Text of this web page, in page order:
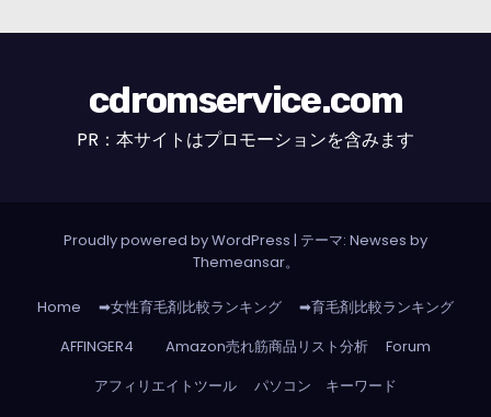
cdromservice.com
PR：本サイトはプロモーションを含みます
Proudly powered by WordPress | テーマ: Newses by
Themeansar。
Home ➡女性育毛剤比較ランキング
➡育毛剤比較ランキング
AFFINGER4
Amazon売れ筋商品リスト分析
Forum
アフィリエイトツール
パソコン キーワード